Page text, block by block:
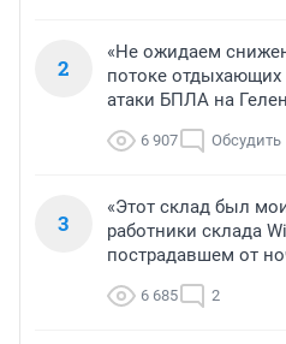
2
«Не ожидаем
потоке
атаки БПЛА на
6 907 Обсудить
3
«Этот склад был
работники склада
пострадавшем от
6 685 2